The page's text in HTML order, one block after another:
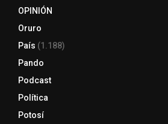
OPINIÓN
Oruro
País (1.188)
Pando
Podcast
Política
Potosí